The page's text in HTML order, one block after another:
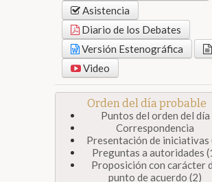
Asistencia
Diario de los Debates
Versión Estenográfica
Video
Orden del día probable
Puntos del orden del día
Correspondencia
Presentación de iniciativas
Preguntas a autoridades
Proposición con carácter
punto de acuerdo (2)